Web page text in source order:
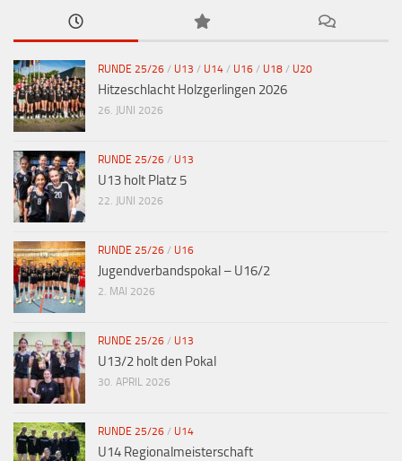
RUNDE 25/26 / U13 / U14 / U16 / U18 / U20
Hitzeschlacht Holzgerlingen 2026
26. JUNI 2026
RUNDE 25/26 / U13
U13 holt Platz 5
22. JUNI 2026
RUNDE 25/26 / U16
Jugendverbandspokal – U16/2
2. MAI 2026
RUNDE 25/26 / U13
U13/2 holt den Pokal
30. APRIL 2026
RUNDE 25/26 / U14
U14 Regionalmeisterschaft